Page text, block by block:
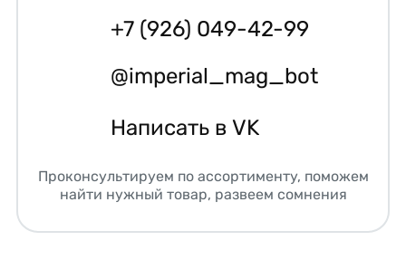
+7 (926) 049-42-99
@imperial_mag_bot
Написать в VK
Проконсультируем по ассортименту, поможем
найти нужный товар, развеем сомнения